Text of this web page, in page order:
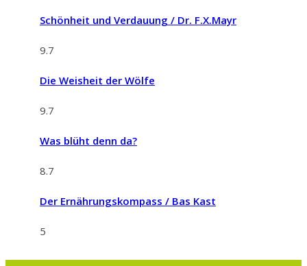
Schönheit und Verdauung / Dr. F.X.Mayr
9.7
Die Weisheit der Wölfe
9.7
Was blüht denn da?
8.7
Der Ernährungskompass / Bas Kast
5